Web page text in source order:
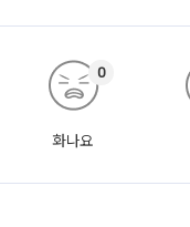
화나요
0